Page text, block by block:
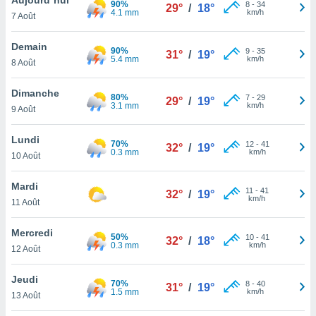
et
»,
au
vous
qu'ils
ou
le
ainsi
un
la
du
7 Août
90%
4.1 mm
29° / 18° 8- 34
km/h
Demain
8 Août
90%
5.4 mm
31° / 19° 9- 35
km/h
Dimanche
9 Août
80%
3.1 mm
29° / 19° 7- 29
km/h
Lundi
10 Août
70%
0.3 mm
32° / 19° 12- 41
km/h
Mardi
11 Août
32° / 19° 11 - 41
km/h
Mercredi
12 Août
50%
0.3 mm
32° / 18° 10- 41
km/h
Jeudi
13 Août
70%
1.5 mm
31° / 19° 8- 40
km/h